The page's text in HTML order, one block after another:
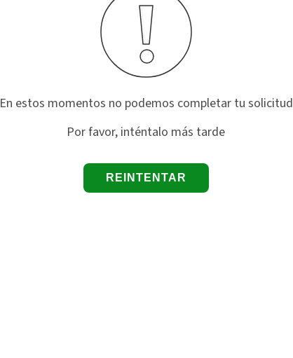
En estos momentos no podemos completar tu solicitud
Por favor, inténtalo más tarde
REINTENTAR